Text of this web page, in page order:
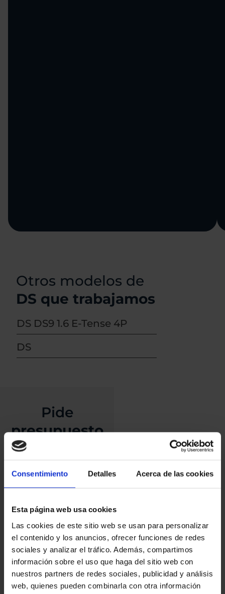
Consentimiento Detalles Acerca de las cookies
Esta página web usa cookies
Las cookies de este sitio web se usan para personalizar
el contenido y los anuncios, ofrecer funciones de redes
sociales y analizar el tráfico. Además, compartimos
información sobre el uso que haga del sitio web con
nuestros partners de redes sociales, publicidad y análisis
web, quienes pueden combinarla con otra información
Otros modelos de
DS que trabajamos
DS DS9 1.6 E-Tense 4P
DS
Pide
presupuesto
compromiso
Elegir el DS DS4 E-
experiencia de
conducción eficiente y
tecnológicamente
avanzada gracias a su
motor híbrido
enchufable, que
combina un motor de